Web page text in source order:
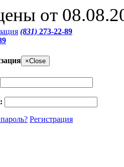
от
(831) 273-22-89
×Close
Регистрация